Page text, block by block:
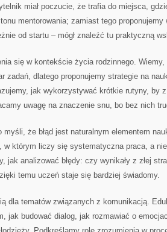
miał poczucie, że trafia do miejsca,
mentorowania; zamiast tego proponujemy
od startu – mógł znaleźć tu praktyczną
się w kontekście życia rodzinnego. Wiemy,
zadań, dlatego proponujemy strategie na
jak wykorzystywać krótkie rutyny, by
uwagę na znaczenie snu, bo bez nich
że błąd jest naturalnym elementem
w którym liczy się systematyczna praca, a
jak analizować błędy: czy wynikały z złej
temu uczeń staje się bardziej świadomy.
dla tematów związanych z komunikacją.
jak budować dialog, jak rozmawiać o